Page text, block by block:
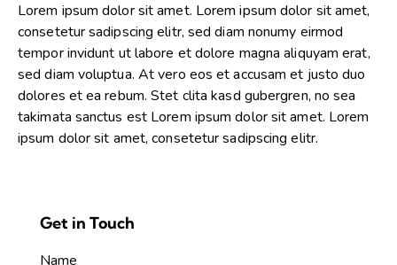
Lorem ipsum dolor sit amet. Lorem ipsum dolor sit amet,
consetetur sadipscing elitr, sed diam nonumy eirmod
tempor invidunt ut labore et dolore magna aliquyam erat,
sed diam voluptua. At vero eos et accusam et justo duo
dolores et ea rebum. Stet clita kasd gubergren, no sea
takimata sanctus est Lorem ipsum dolor sit amet. Lorem
ipsum dolor sit amet, consetetur sadipscing elitr.
Get in Touch